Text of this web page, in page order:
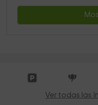
Ver todas las